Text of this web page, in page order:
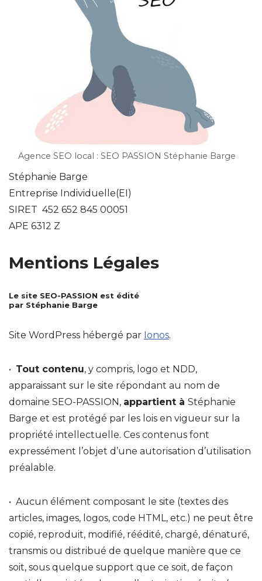
Agence SEO local : SEO PASSION Stéphanie Barge
Stéphanie Barge
Entreprise Individuelle(EI)
SIRET 452 652 845 00051
APE 6312 Z
Mentions Légales
Le site SEO-PASSION est édité
par Stéphanie Barge
Site WordPress hébergé par Ionos.
• Tout contenu, y compris, logo et NDD,
apparaissant sur le site répondant au nom de
domaine SEO-PASSION, appartient à Stéphanie
Barge et est protégé par les lois en vigueur sur la
propriété intellectuelle. Ces contenus font
expressément l’objet d’une autorisation d’utilisation
préalable.
• Aucun élément composant le site (textes des
articles, images, logos, code HTML, etc.) ne peut être
copié, reproduit, modifié, réédité, chargé, dénaturé,
transmis ou distribué de quelque manière que ce
soit, sous quelque support que ce soit, de façon